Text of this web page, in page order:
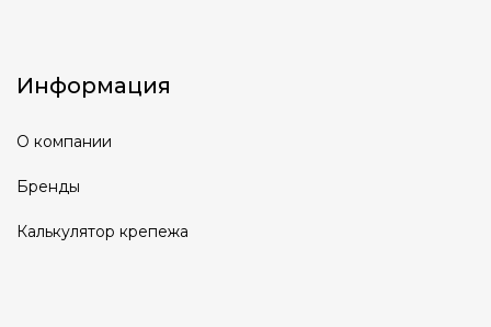
Информация
О компании
Бренды
Калькулятор крепежа